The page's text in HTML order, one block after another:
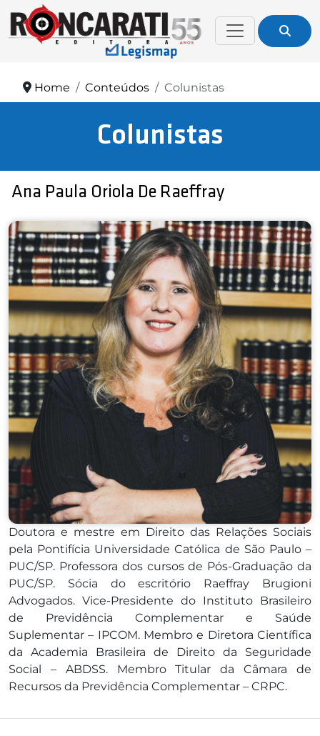
Home Conteúdos Colunistas
Colunistas
Ana Paula Oriola De Raeffray
Doutora e mestre em Direito das Relações Sociais
pela Pontifícia Universidade Católica de São Paulo –
PUC/SP. Professora dos cursos de Pós-Graduação da
PUC/SP. Sócia do escritório Raeffray Brugioni
Advogados. Vice-Presidente do Instituto Brasileiro
de Previdência Complementar e Saúde
Suplementar – IPCOM. Membro e Diretora Científica
da Academia Brasileira de Direito da Seguridade
Social – ABDSS. Membro Titular da Câmara de
Recursos da Previdência Complementar – CRPC.